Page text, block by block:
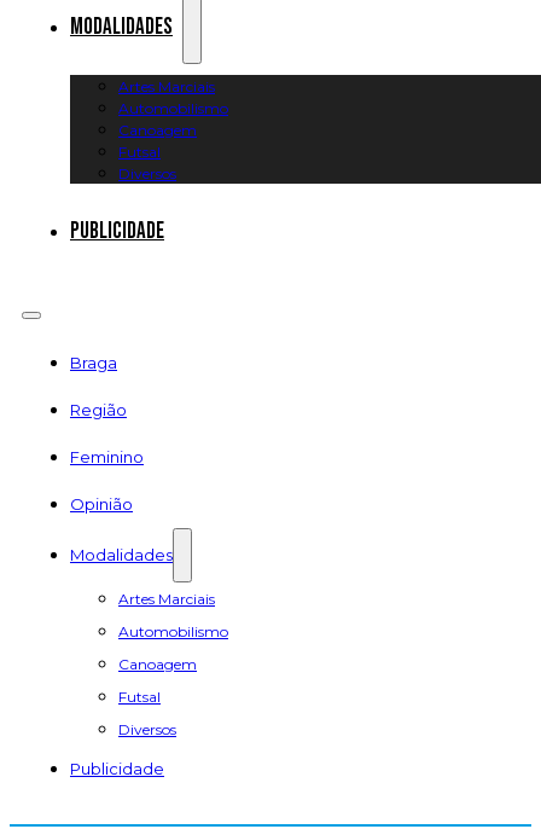
Modalidades
Artes Marciais
Automobilismo
Canoagem
Futsal
Diversos
Publicidade
Braga
Região
Feminino
Opinião
Modalidades
Artes Marciais
Automobilismo
Canoagem
Futsal
Diversos
Publicidade